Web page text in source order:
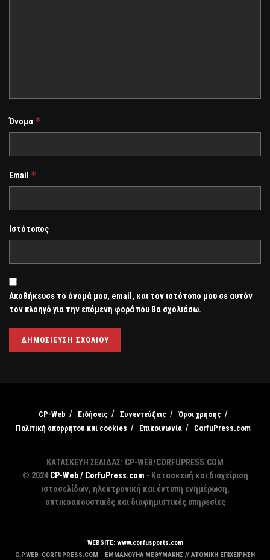
Όνομα *
Email *
Ιστότοπος
Αποθήκευσε το όνομά μου, email, και τον ιστότοπο μου σε αυτόν
τον πλοηγό για την επόμενη φορά που θα σχολιάσω.
CP-Web Ειδήσεις Συνεντεύξεις
Όροι χρήσης
Πολιτική απορρήτου και cookies
Επικοινωνία CorfuPress.com
ΚΑΤΑΣΚΕΥΗ ΣΕΛΙΔΑΣ: CP-WEB/CORFUPRESS.COM
© 2024 CP-Web / CorfuPress.com - Κατασκευή και διαχείριση
ιστοσελίδων, ηλεκτρονική και έντυπη ενημέρωση,
οπτικοακουστικές και διαφημιστικές υπηρεσίες
WEBSITE: www.corfusports.com
C.P.WEB-CORFUPRESS.COM - ΕΜΜΑΝΟΥΗΛ ΜΕΘΥΜΑΚΗΣ // ΑΤΟΜΙΚΗ ΕΠΙΧΕΙΡΗΣΗ